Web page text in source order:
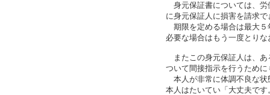
身元保証書については、労
に身元保証人に損害を請求
期限を定める場合は最大５
必要な場合はもう一度とり
またこの身元保証人は、あ
ついて間接指示を行うため
本人が非常に体調不良な
本人はたいてい「大丈夫で